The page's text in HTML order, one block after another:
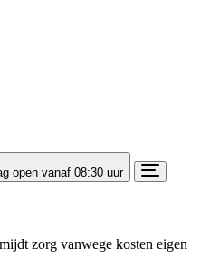
open vanaf 08:30 uur
zorg vanwege kosten eigen